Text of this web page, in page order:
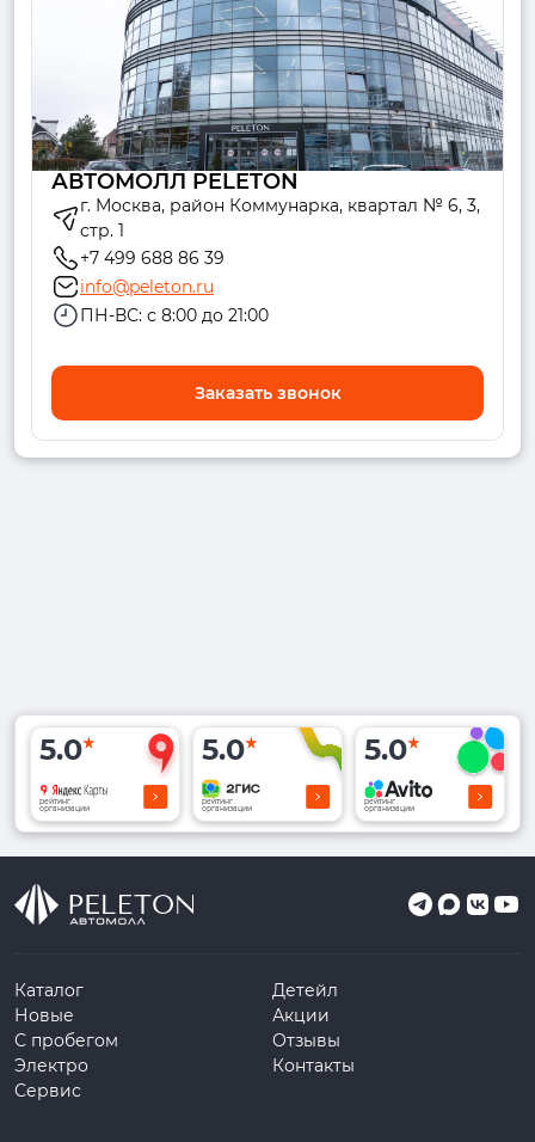
АВТОМОЛЛ PELETON
г. Москва, район Коммунарка, квартал № 6, 3,
стр. 1
+7 499 688 86 39
info@peleton.ru
ПН-ВС: с 8:00 до 21:00
Заказать звонок
5.0
рейтинг
организации
5.0
рейтинг
организации
5.0
рейтинг
организации
Каталог
Новые
С пробегом
Электро
Сервис
Детейл
Акции
Отзывы
Контакты